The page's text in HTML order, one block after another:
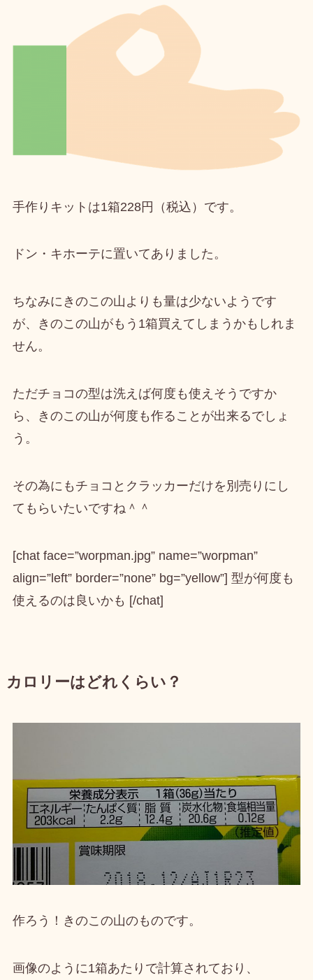
手作りキットは1箱228円（税込） です。
ドン・キホーテに置いてありました。
ちなみにきのこの山よりも量は少ないようです
が、きのこの山がもう1箱買えてしまうかも しれま
せん。
ただチョコの型は洗えば何度も使えそうですか
ら、きのこの山が何度も作ることが出来るでしょ
う。
その為にもチョコとクラッカーだけを別売りにし
てもらいたいですね＾＾
[chat face=”worpman.jpg” name=”worpman”
align=”left” border=”none” bg=”yellow”] 型が何度も
使えるのは良いかも [/chat]
カロリーはどれくらい？
作ろう！きのこの山のものです。
画像のように1箱あたりで計算されており、